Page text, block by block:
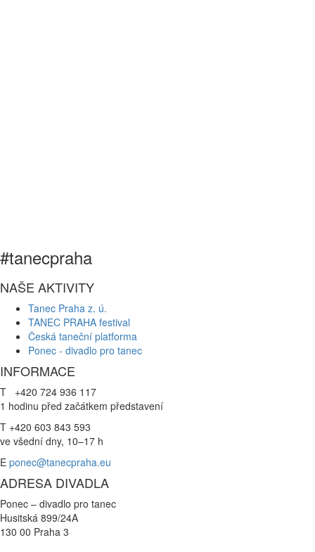
#tanecpraha
NAŠE AKTIVITY
Tanec Praha z. ú.
TANEC PRAHA festival
Česká taneční platforma
Ponec - divadlo pro tanec
INFORMACE
T +420 724 936 117
1 hodinu před začátkem představení
T +420 603 843 593
ve všední dny, 10–17 h
E ponec@tanecpraha.eu
ADRESA DIVADLA
Ponec – divadlo pro tanec
Husitská 899/24A
130 00 Praha 3